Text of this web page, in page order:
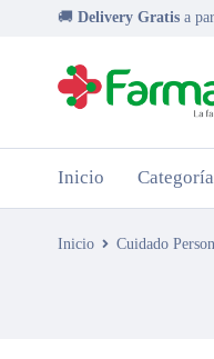
🚚 Delivery Gratis a
Inicio
Inicio Cuidado